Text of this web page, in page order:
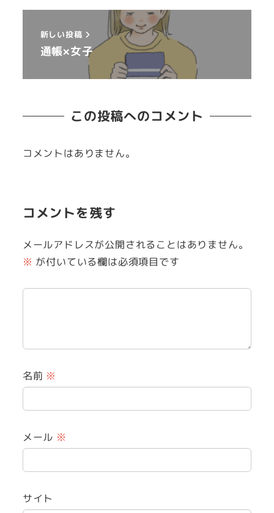
新しい投稿
通帳×女子
この投稿へのコメント
コメントはありません。
コメントを残す
メールアドレスが公開されることはありません。
※ が付いている欄は必須項目です
名前 ※
メール ※
サイト